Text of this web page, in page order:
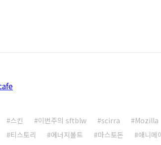
스킨 이번주의 sftblw scirra
Mozilla
티스토리 에너지볼트 마스토돈
애니메